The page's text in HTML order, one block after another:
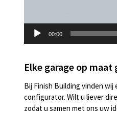
00:00
Elke garage op maat
Bij Finish Building vinden
configurator. Wilt u liever
zodat u samen met ons uw